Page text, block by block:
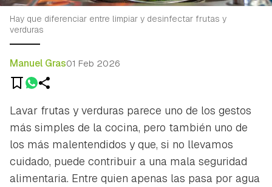
Hay que diferenciar entre limpiar y desinfectar frutas y
verduras
Manuel Gras01 Feb 2026
Lavar frutas y verduras parece uno de los gestos
más simples de la cocina, pero también uno de
los más malentendidos y que, si no llevamos
cuidado, puede contribuir a una mala seguridad
alimentaria. Entre quien apenas las pasa por agua